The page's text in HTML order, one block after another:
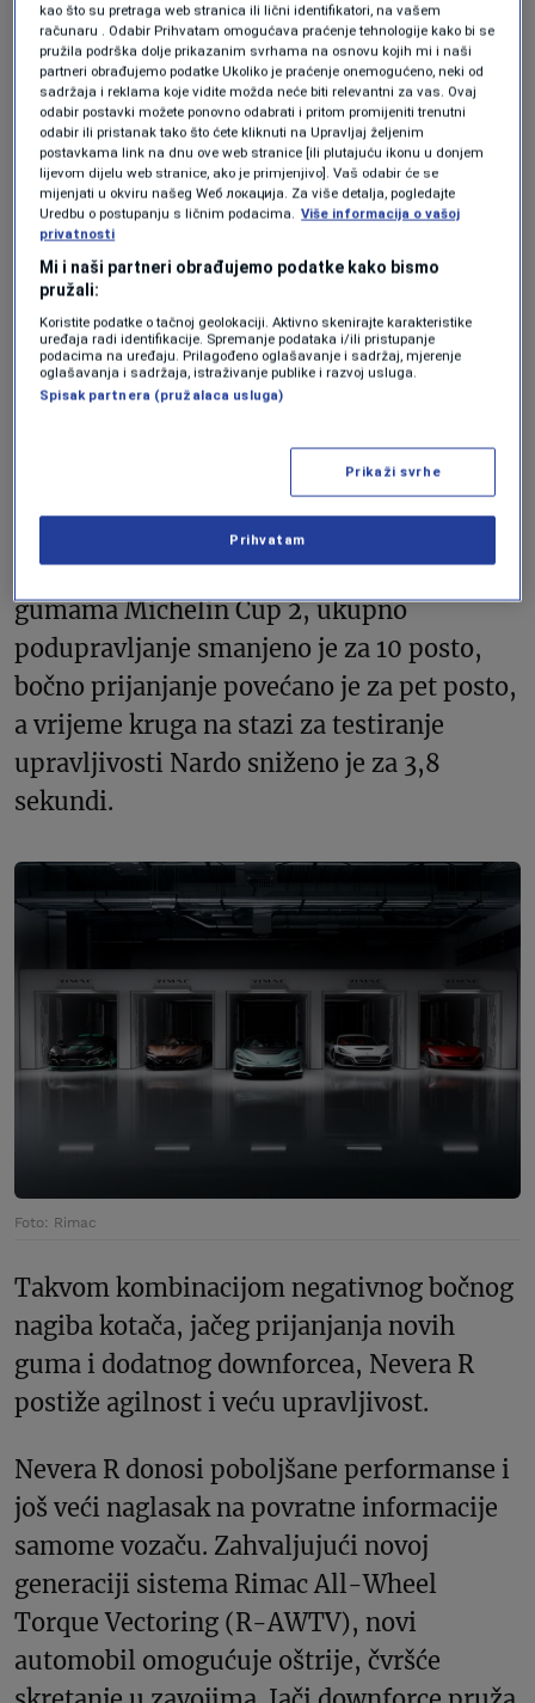
generacijom Rimac sistema All-Wheel
Torque Vectoringa, novim naprednim
kočnicama i novim baterijskim sistemom
usmjerenim na performanse.
Brojni sistemi su poboljšani
kao i performanse
Performanse poboljšava i veliko stražnje
fiksno krilo u kombinaciji s agresivnim
uključuju novi veliki difuzor koji povećava
potisnu silu za 15 posto i aerodinamičnu
učinkovitost za 10 posto u odnosu na
klasičnu Neveru. Zahvaljujući novim
gumama Michelin Cup 2, ukupno
podupravljanje smanjeno je za 10 posto,
bočno prijanjanje povećano je za pet posto,
a vrijeme kruga na stazi za testiranje
upravljivosti Nardo sniženo je za 3,8
sekundi.
Foto: Rimac
Takvom kombinacijom negativnog bočnog
nagiba kotača, jačeg prijanjanja novih
guma i dodatnog downforcea, Nevera R
postiže agilnost i veću upravljivost.
Nevera R donosi poboljšane performanse i
još veći naglasak na povratne informacije
samome vozaču. Zahvaljujući novoj
generaciji sistema Rimac All-Wheel
Torque Vectoring (R-AWTV), novi
automobil omogućuje oštrije, čvršće
kao što su pretraga web stranica ili lični identifikatori, na vašem
računaru . Odabir Prihvatam omogućava praćenje tehnologije kako bi se
pružila podrška dolje prikazanim svrhama na osnovu kojih mi i naši
partneri obrađujemo podatke Ukoliko je praćenje onemogućeno, neki od
sadržaja i reklama koje vidite možda neće biti relevantni za vas. Ovaj
odabir postavki možete ponovno odabrati i pritom promijeniti trenutni
odabir ili pristanak tako što ćete kliknuti na Upravljaj željenim
postavkama link na dnu ove web stranice [ili plutajuću ikonu u donjem
lijevom dijelu web stranice, ako je primjenjivo]. Vaš odabir će se
mijenjati u okviru našeg Wеб локација. Za više detalja, pogledajte
Uredbu o postupanju s ličnim podacima. Više informacija o vašoj
privatnosti
Mi i naši partneri obrađujemo podatke kako bismo
pružali:
Koristite podatke o tačnoj geolokaciji. Aktivno skenirajte karakteristike
uređaja radi identifikacije. Spremanje podataka i/ili pristupanje
podacima na uređaju. Prilagođeno oglašavanje i sadržaj, mjerenje
oglašavanja i sadržaja, istraživanje publike i razvoj usluga.
Spisak partnera (pružalaca usluga)
Prikaži svrhe
Prihvatam